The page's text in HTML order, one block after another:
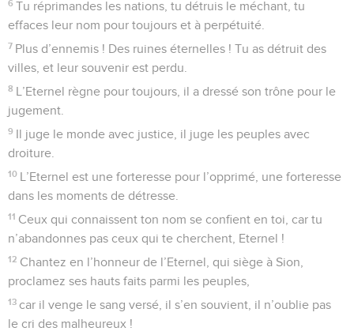
6 Tu réprimandes les nations, tu détruis le méchant, tu
effaces leur nom pour toujours et à perpétuité.
7 Plus d’ennemis ! Des ruines éternelles ! Tu as détruit des
villes, et leur souvenir est perdu.
8 L’Eternel règne pour toujours, il a dressé son trône pour le
jugement.
9 Il juge le monde avec justice, il juge les peuples avec
droiture.
10 L’Eternel est une forteresse pour l’opprimé, une forteresse
dans les moments de détresse.
11 Ceux qui connaissent ton nom se confient en toi, car tu
n’abandonnes pas ceux qui te cherchent, Eternel !
12 Chantez en l’honneur de l’Eternel, qui siège à Sion,
proclamez ses hauts faits parmi les peuples,
13 car il venge le sang versé, il s’en souvient, il n’oublie pas
le cri des malheureux !